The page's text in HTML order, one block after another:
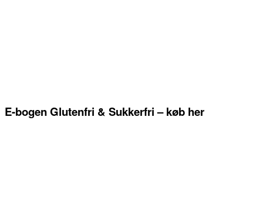
E-bogen Glutenfri & Sukkerfri – køb her